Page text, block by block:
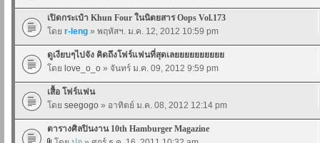
เปิดกระเป๋า Khun Four ในนิตยสาร Oops Vol.173
โดย r-leng » พฤหัสฯ. ม.ค. 12, 2012 10:59 pm
ดูเงียบๆไปจัง คิดถึงโฟร์แฟนที่สุดเลยยยยยยยยยย
โดย love_o_o » จันทร์ ม.ค. 09, 2012 9:59 pm
เสื้อ โฟร์แฟน
โดย seegogo » อาทิตย์ ม.ค. 08, 2012 12:14 pm
ตารางศิลปินงาน 10th Hamburger Magazine